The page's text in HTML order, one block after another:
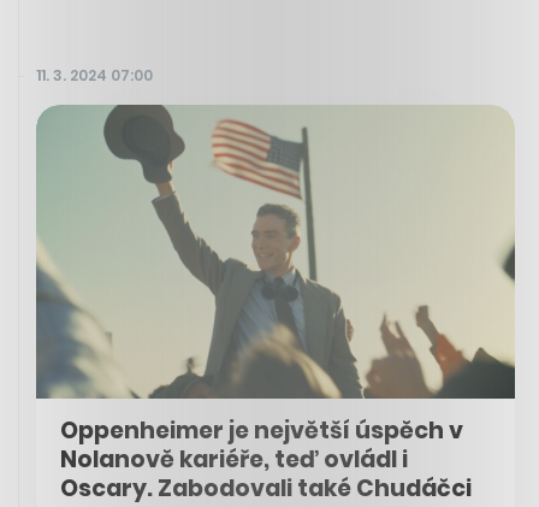
11. 3. 2024 07:00
Oppenheimer je největší úspěch v
Nolanově kariéře, teď ovládl i
Oscary. Zabodovali také Chudáčci